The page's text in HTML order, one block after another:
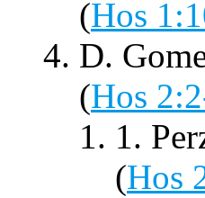
(Hos
D.
(Hos
1.
(Hos